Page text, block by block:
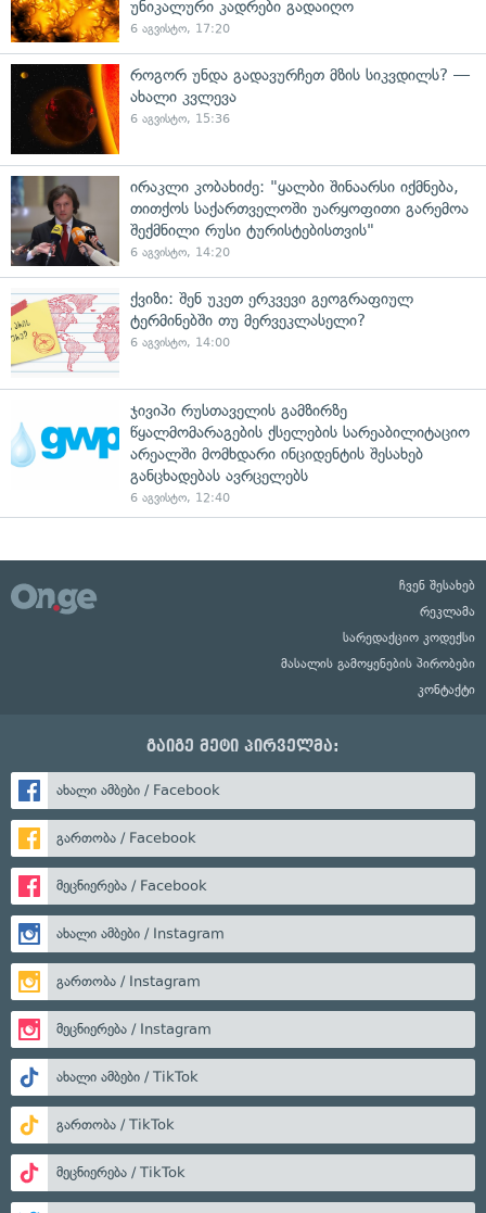
უნიკალური კადრები გადაიღო
6 აგვისტო, 17:20
როგორ უნდა გადავურჩეთ მზის სიკვდილს? —
ახალი კვლევა
6 აგვისტო, 15:36
ირაკლი კობახიძე: "ყალბი შინაარსი იქმნება,
თითქოს საქართველოში უარყოფითი გარემოა
შექმნილი რუსი ტურისტებისთვის"
6 აგვისტო, 14:20
ქვიზი: შენ უკეთ ერკვევი გეოგრაფიულ
ტერმინებში თუ მერვეკლასელი?
6 აგვისტო, 14:00
ჯივიპი რუსთაველის გამზირზე
წყალმომარაგების ქსელების სარეაბილიტაციო
არეალში მომხდარი ინციდენტის შესახებ
განცხადებას ავრცელებს
6 აგვისტო, 12:40
ჩვენ შესახებ
რეკლამა
სარედაქციო კოდექსი
მასალის გამოყენების პირობები
კონტაქტი
გაიგე მეტი პირველმა:
ახალი ამბები / Facebook
გართობა / Facebook
მეცნიერება / Facebook
ახალი ამბები / Instagram
გართობა / Instagram
მეცნიერება / Instagram
ახალი ამბები / TikTok
გართობა / TikTok
მეცნიერება / TikTok